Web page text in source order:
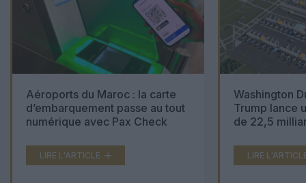
Aéroports du Maroc : la carte
d’embarquement passe au tout
numérique avec Pax Check
LIRE L'ARTICLE
Washington
Trump lance
de 22,5
LIRE